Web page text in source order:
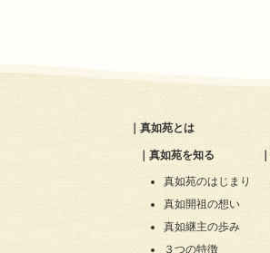
真如苑とは
真如苑を知る
真如苑のはじまり
真如開祖の想い
真如継主の歩み
３つの特徴